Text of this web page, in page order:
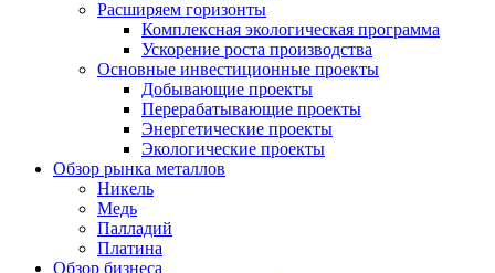
Расширяем горизонты
Комплексная экологическая программа
Ускорение роста производства
Основные инвестиционные проекты
Добывающие проекты
Перерабатывающие проекты
Энергетические проекты
Экологические проекты
Обзор рынка металлов
Никель
Медь
Палладий
Платина
Обзор бизнеса